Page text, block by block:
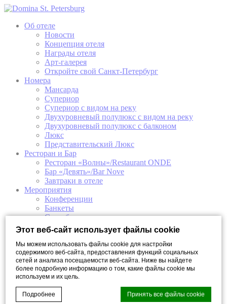
Этот веб-сайт использует файлы cookie
Мы можем использовать файлы cookie для настройки
содержимого веб-сайта, предоставления функций социальных
сетей и анализа посещаемости веб-сайта. Ниже вы найдете
более подробную информацию о том, какие файлы cookie мы
используем и их цель.
Подробнее Принять все файлы cookie
Об отеле
Новости
Концепция отеля
Награды отеля
Арт-галерея
Откройте свой Санкт-Петербург
Номера
Мансарда
Супериор
Супериор с видом на реку
Двухуровневый полулюкс с видом на реку
Двухуровневый полулюкс с балконом
Люкс
Представительский Люкс
Ресторан и Бар
Ресторан «Волны»/Restaurant ONDE
Бар «Девять»/Bar Nove
Завтраки в отеле
Мероприятия
Конференции
Банкеты
Свадьба в отеле
Мастер-классы
Съёмка в отеле
Акции
Услуги
Галерея
Виртуальный тур
Контакты
D Rewards
Мой аккаунт